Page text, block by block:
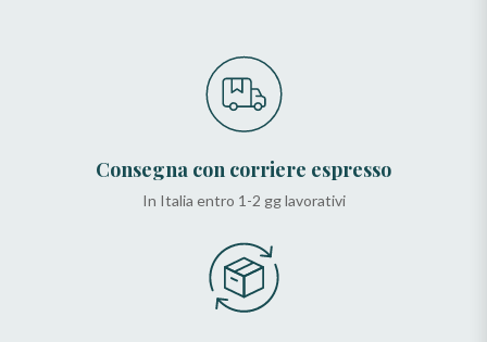
Consegna con corriere espresso
In Italia entro 1-2 gg lavorativi